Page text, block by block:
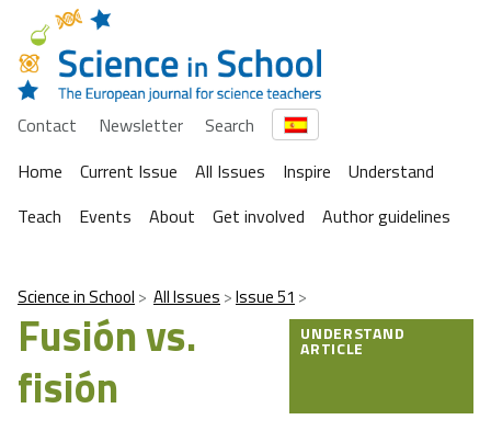
Contact Newsletter
Search
Home
Current Issue All Issues Inspire
Understand
Teach
Events About Get involved Author guidelines
Science in School All Issues Issue 51
Fusión vs.
fisión
UNDERSTAND
ARTICLE